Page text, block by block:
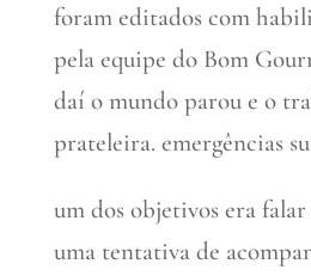
foram editados com
pela equipe do Bom
daí o mundo parou e o
prateleira. emergências
um dos objetivos era
uma tentativa de